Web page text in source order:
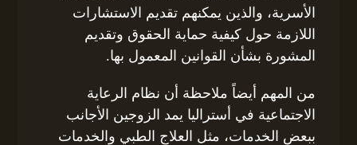
الأسرية، والذين يمكنهم تقديم الاستشارات
اللازمة حول كيفية حماية الحقوق وتقديم
المشورة بشأن القوانين المعمول بها.
من المهم أيضاً ملاحظة أن نظام الرعاية
الاجتماعية في أستراليا يمد الزوجين الأجانب
ببعض الخدمات، مثل العلاج الطبي والخدمات